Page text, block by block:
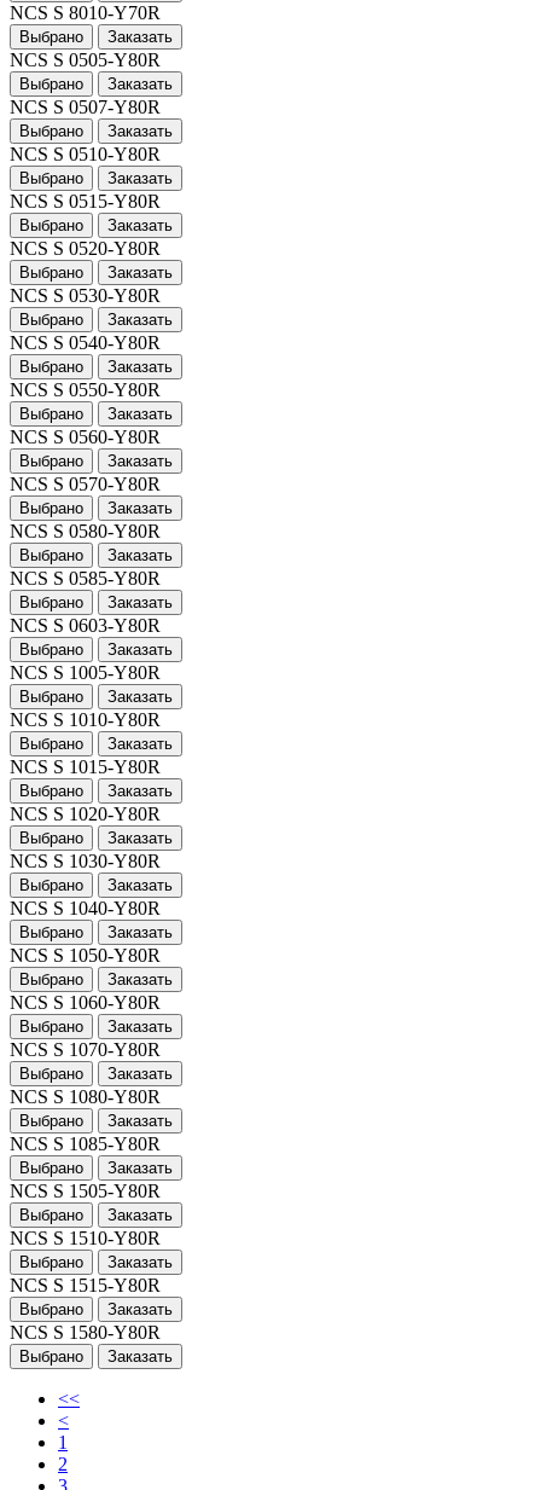
NCS S 8010-Y70R
Выбрано Заказать
NCS S 0505-Y80R
Выбрано Заказать
NCS S 0507-Y80R
Выбрано Заказать
NCS S 0510-Y80R
Выбрано Заказать
NCS S 0515-Y80R
Выбрано Заказать
NCS S 0520-Y80R
Выбрано Заказать
NCS S 0530-Y80R
Выбрано Заказать
NCS S 0540-Y80R
Выбрано Заказать
NCS S 0550-Y80R
Выбрано Заказать
NCS S 0560-Y80R
Выбрано Заказать
NCS S 0570-Y80R
Выбрано Заказать
NCS S 0580-Y80R
Выбрано Заказать
NCS S 0585-Y80R
Выбрано Заказать
NCS S 0603-Y80R
Выбрано Заказать
NCS S 1005-Y80R
Выбрано Заказать
NCS S 1010-Y80R
Выбрано Заказать
NCS S 1015-Y80R
Выбрано Заказать
NCS S 1020-Y80R
Выбрано Заказать
NCS S 1030-Y80R
Выбрано Заказать
NCS S 1040-Y80R
Выбрано Заказать
NCS S 1050-Y80R
Выбрано Заказать
NCS S 1060-Y80R
Выбрано Заказать
NCS S 1070-Y80R
Выбрано Заказать
NCS S 1080-Y80R
Выбрано Заказать
NCS S 1085-Y80R
Выбрано Заказать
NCS S 1505-Y80R
Выбрано Заказать
NCS S 1510-Y80R
Выбрано Заказать
NCS S 1515-Y80R
Выбрано Заказать
NCS S 1580-Y80R
Выбрано Заказать
<<
<
1
2
3